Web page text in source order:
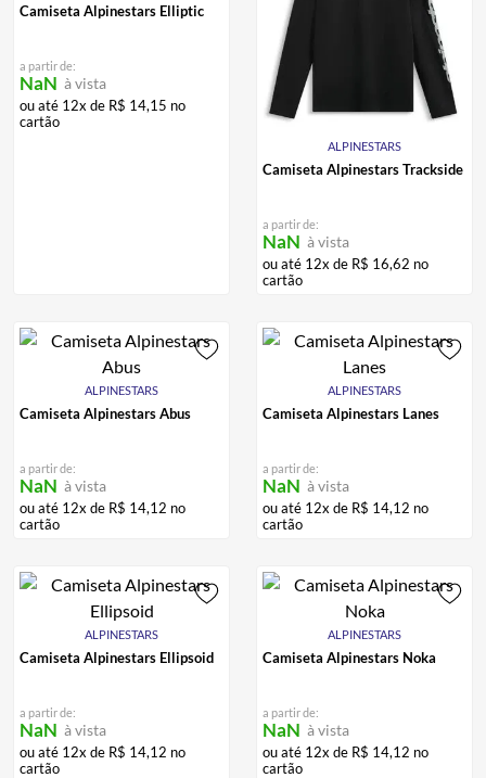
Camiseta Alpinestars Elliptic
a partir de:
NaN à vista
ou até 12x de R$ 14,15 no
cartão
ALPINESTARS
Camiseta Alpinestars Trackside
a partir de:
NaN à vista
ou até 12x de R$ 16,62 no
cartão
ALPINESTARS
Camiseta Alpinestars Abus
a partir de:
NaN à vista
ou até 12x de R$ 14,12 no
cartão
ALPINESTARS
Camiseta Alpinestars Lanes
a partir de:
NaN à vista
ou até 12x de R$ 14,12 no
cartão
ALPINESTARS
Camiseta Alpinestars Ellipsoid
a partir de:
NaN à vista
ou até 12x de R$ 14,12 no
cartão
ALPINESTARS
Camiseta Alpinestars Noka
a partir de:
NaN à vista
ou até 12x de R$ 14,12 no
cartão